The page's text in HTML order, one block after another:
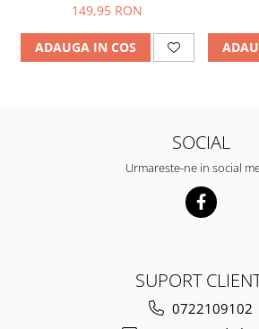
149,95 RON
ADAUGA IN COS
SOCIAL
Urmareste-ne in social
SUPORT
0722109102